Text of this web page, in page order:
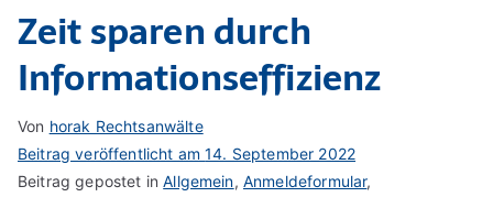
Zeit sparen durch
Informationseffizienz
Von horak Rechtsanwälte
Beitrag veröffentlicht am14. September 2022
Beitrag gepostet inAllgemein, Anmeldeformular,